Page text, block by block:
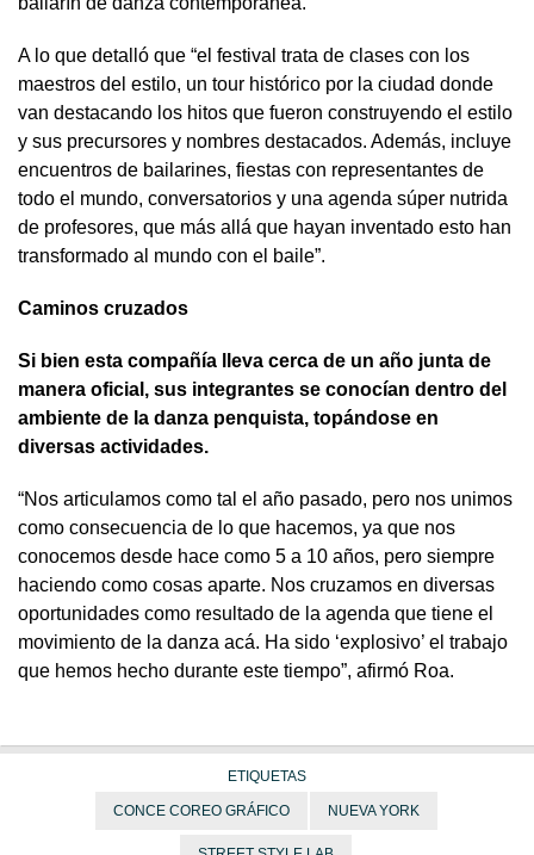
A lo que detalló que “el festival trata de clases con los
maestros del estilo, un tour histórico por la ciudad donde
van destacando los hitos que fueron construyendo el estilo
y sus precursores y nombres destacados. Además, incluye
encuentros de bailarines, fiestas con representantes de
todo el mundo, conversatorios y una agenda súper nutrida
de profesores, que más allá que hayan inventado esto han
transformado al mundo con el baile”.
Caminos cruzados
Si bien esta compañía lleva cerca de un año junta de
manera oficial, sus integrantes se conocían dentro del
ambiente de la danza penquista, topándose en
diversas actividades.
“Nos articulamos como tal el año pasado, pero nos unimos
como consecuencia de lo que hacemos, ya que nos
conocemos desde hace como 5 a 10 años, pero siempre
haciendo como cosas aparte. Nos cruzamos en diversas
oportunidades como resultado de la agenda que tiene el
movimiento de la danza acá. Ha sido ‘explosivo’ el trabajo
que hemos hecho durante este tiempo”, afirmó Roa.
ETIQUETAS
CONCE COREO GRÁFICO NUEVA YORK